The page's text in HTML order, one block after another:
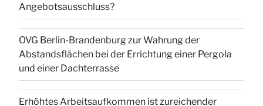
Angebotsausschluss?
OVG Berlin-Brandenburg zur Wahrung der
Abstandsflächen bei der Errichtung einer Pergola
und einer Dachterrasse
Erhöhtes Arbeitsaufkommen ist zureichender